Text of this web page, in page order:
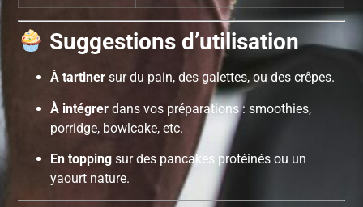
Suggestions d’utilisation
À tartiner sur du pain, des galettes, ou des crêpes.
À intégrer dans vos préparations : smoothies,
porridge, bowlcake, etc.
En topping sur des pancakes protéinés ou un
yaourt nature.